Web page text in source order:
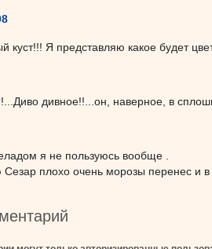
куст!!! Я представляю какое будет
дивное!!...он, наверное, в
я не пользуюсь вообще .
плохо очень морозы перенес и в